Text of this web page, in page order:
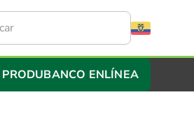
PRODUBANCO ENLÍNEA